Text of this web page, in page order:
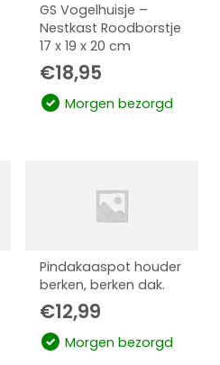
GS Vogelhuisje –
Nestkast Roodborstje
17 x 19 x 20 cm
€18,95
Morgen bezorgd
Pindakaaspot houder
berken, berken dak.
€12,99
Morgen bezorgd